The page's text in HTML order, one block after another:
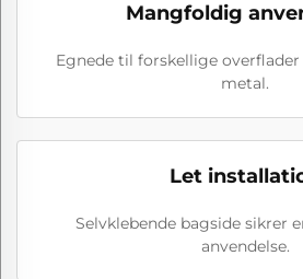
Mangfoldig
Egnede til forskellige
metal.
Let
Selvklebende bagside sikrer
anvendelse.